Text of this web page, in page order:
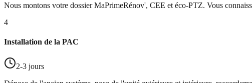
Nous montons votre dossier MaPrimeRénov', CEE et éco-PTZ. Vous
4
Installation de la PAC
2-3 jours